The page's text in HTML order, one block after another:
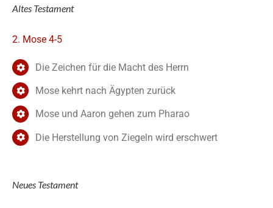
Altes Testament
2. Mose 4-5
Die Zeichen für die Macht des Herrn
Mose kehrt nach Ägypten zurück
Mose und Aaron gehen zum Pharao
Die Herstellung von Ziegeln wird erschwert
Neues Testament